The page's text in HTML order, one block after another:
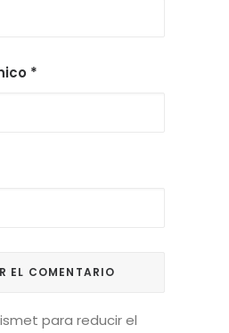
*
para reducir el